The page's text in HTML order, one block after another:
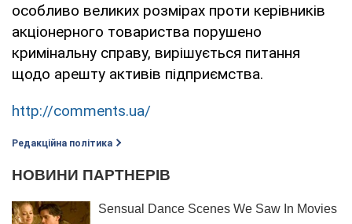
особливо великих розмірах проти керівників
акціонерного товариства порушено
кримінальну справу, вирішується питання
щодо арешту активів підприємства.
http://comments.ua/
Редакційна політика